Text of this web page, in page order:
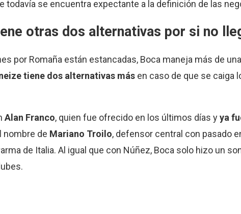
todavía se encuentra expectante a la definición de las
otras dos alternativas por si no
por Romaña están estancadas, Boca maneja más de
tiene dos alternativas másen caso de que se caiga
Alan Franco, quien fue ofrecido en los últimos días yya
nombre de Mariano Troilo, defensor central con pasado
de Italia. Al igual que con Núñez, Boca solo hizo un